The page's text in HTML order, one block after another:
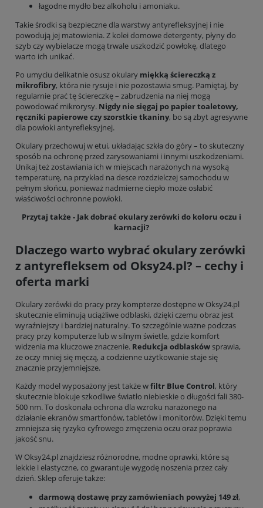
łagodne mydło bez alkoholu i amoniaku.
Takie środki są bezpieczne dla warstwy antyrefleksyjnej i nie
powodują jej matowienia. Z kolei domowe detergenty, płyny do
szyb czy wybielacze mogą trwale uszkodzić powłokę, dlatego
warto ich unikać.
Po umyciu delikatnie osusz okulary miękką ściereczką z
mikrofibry, która nie rysuje i nie pozostawia smug. Pamiętaj, by
regularnie prać tę ściereczkę – zabrudzenia na niej mogą
powodować mikrorysy. Nigdy nie sięgaj po papier toaletowy,
ręczniki papierowe czy szorstkie tkaniny, bo są zbyt agresywne
dla powłoki antyrefleksyjnej.
Okulary przechowuj w etui, układając szkła do góry – to skuteczny
sposób na ochronę przed zarysowaniami i innymi uszkodzeniami.
Unikaj też zostawiania ich w miejscach narażonych na wysoką
temperaturę, na przykład na desce rozdzielczej samochodu w
pełnym słońcu, ponieważ nadmierne ciepło może osłabić
właściwości ochronne powłoki.
Przytaj także - Jak dobrać okulary zerówki do koloru oczu i
karnacji?
Dlaczego warto wybrać okulary zerówki
z antyrefleksem od Oksy24.pl? – cechy i
oferta marki
Okulary zerówki do pracy przy kompterzedostępne w Oksy24.pl
skutecznie eliminują uciążliwe odblaski, dzięki czemu obraz jest
wyraźniejszy i bardziej naturalny. To szczególnie ważne podczas
pracy przy komputerze lub w silnym świetle, gdzie komfort
widzenia ma kluczowe znaczenie. Redukcja odblaskówsprawia,
że oczy mniej się męczą, a codzienne użytkowanie staje się
znacznie przyjemniejsze.
Każdy model wyposażony jest także wfiltr Blue Control, który
skutecznie blokuje szkodliwe światło niebieskie o długości fali 380-
500 nm. To doskonała ochrona dla wzroku narażonego na
działanie ekranów smartfonów, tabletów i monitorów. Dzięki temu
zmniejsza się ryzyko cyfrowego zmęczenia oczu oraz poprawia
jakość snu.
W Oksy24.pl znajdziesz różnorodne, modne oprawki, które są
lekkie i elastyczne, co gwarantuje wygodę noszenia przez cały
dzień. Sklep oferuje także:
darmową dostawę przy zamówieniach powyżej 149 zł,